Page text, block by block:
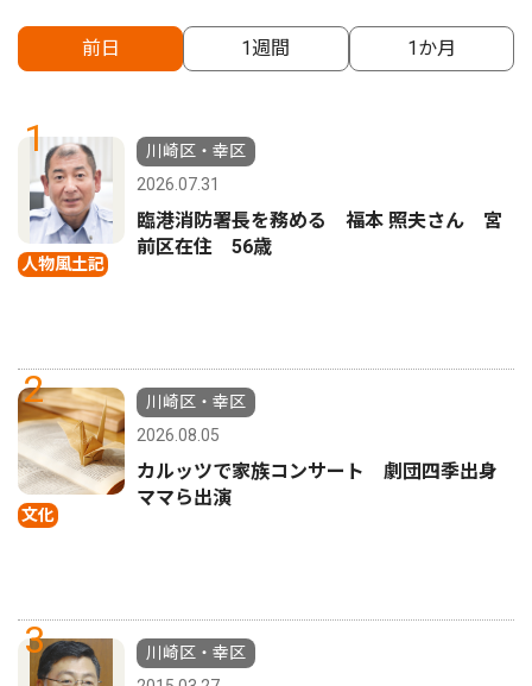
前日 1週間 1か月
1
人物風土記
川崎区・幸区
2026.07.31
臨港消防署長を務める 福本 照夫さん 宮
前区在住 56歳
2
文化
川崎区・幸区
2026.08.05
カルッツで家族コンサート 劇団四季出身
ママら出演
3
川崎区・幸区